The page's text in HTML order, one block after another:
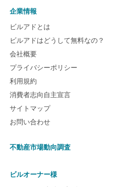
企業情報
ビルアドとは
ビルアドはどうして無料なの？
会社概要
プライバシーポリシー
利用規約
消費者志向自主宣言
サイトマップ
お問い合わせ
不動産市場動向調査
ビルオーナー様